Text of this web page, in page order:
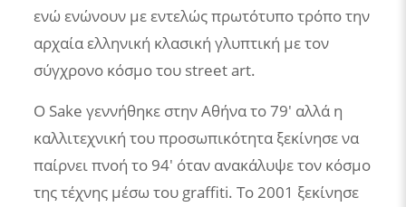
ενώ ενώνουν με εντελώς πρωτότυπο τρόπο την
αρχαία ελληνική κλασική γλυπτική με τον
σύγχρονο κόσμο του street art.
Ο Sake γεννήθηκε στην Αθήνα το 79′ αλλά η
καλλιτεχνική του προσωπικότητα ξεκίνησε να
παίρνει πνοή το 94′ όταν ανακάλυψε τον κόσμο
της τέχνης μέσω του graffiti. Το 2001 ξεκίνησε